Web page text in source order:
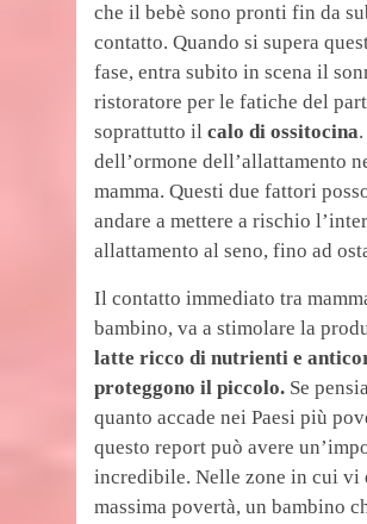
che il bebè sono pronti fin da
contatto. Quando si supera
fase, entra subito in scena il
ristoratore per le fatiche del
soprattutto il calo di ossitocina
dell’ormone dell’allattamento
mamma. Questi due fattori
andare a mettere a rischio
allattamento al seno, fino ad
Il contatto immediato tra
bambino, va a stimolare la
latte ricco di nutrienti e
proteggono il piccolo. Se
quanto accade nei Paesi più
questo report può avere
incredibile. Nelle zone in cui vi
massima povertà, un bambino